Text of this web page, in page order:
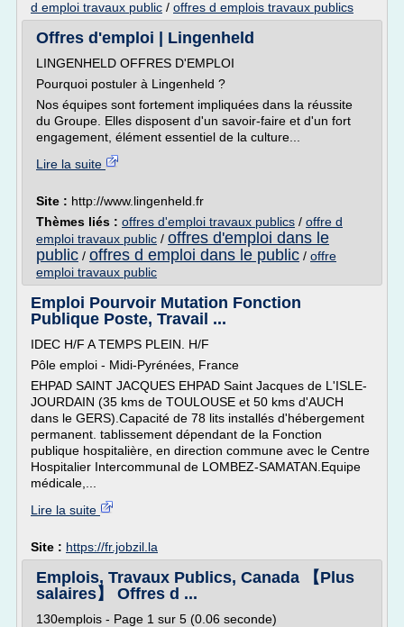
d emploi travaux public / offres d emplois travaux publics
Offres d'emploi | Lingenheld
LINGENHELD OFFRES D'EMPLOI
Pourquoi postuler à Lingenheld ?
Nos équipes sont fortement impliquées dans la réussite
du Groupe. Elles disposent d'un savoir-faire et d'un fort
engagement, élément essentiel de la culture...
Lire la suite
Site : http://www.lingenheld.fr
Thèmes liés : offres d'emploi travaux publics / offre d
emploi travaux public / offres d'emploi dans le
public / offres d emploi dans le public / offre
emploi travaux public
Emploi Pourvoir Mutation Fonction
Publique Poste, Travail ...
IDEC H/F A TEMPS PLEIN. H/F
Pôle emploi - Midi-Pyrénées, France
EHPAD SAINT JACQUES EHPAD Saint Jacques de L'ISLE-
JOURDAIN (35 kms de TOULOUSE et 50 kms d'AUCH
dans le GERS).Capacité de 78 lits installés d'hébergement
permanent. tablissement dépendant de la Fonction
publique hospitalière, en direction commune avec le Centre
Hospitalier Intercommunal de LOMBEZ-SAMATAN.Equipe
médicale,...
Lire la suite
Site : https://fr.jobzil.la
Emplois, Travaux Publics, Canada 【Plus
salaires】 Offres d ...
130emplois - Page 1 sur 5 (0.06 seconde)